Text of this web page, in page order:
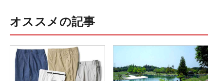
オススメの記事